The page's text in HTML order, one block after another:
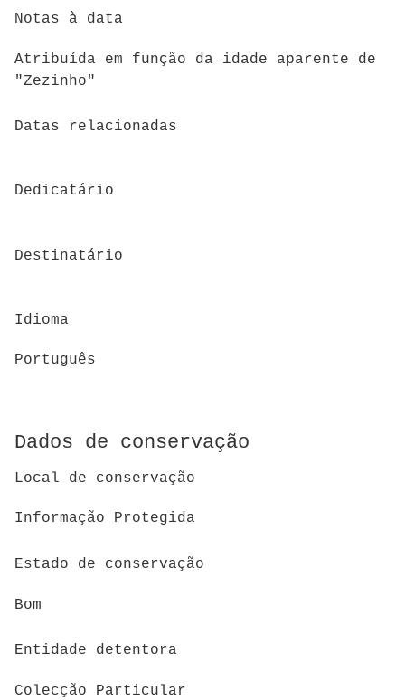
Notas à data
Atribuída em função da idade aparente de
"Zezinho"
Datas relacionadas
Dedicatário
Destinatário
Idioma
Português
Dados de conservação
Local de conservação
Informação Protegida
Estado de conservação
Bom
Entidade detentora
Colecção Particular